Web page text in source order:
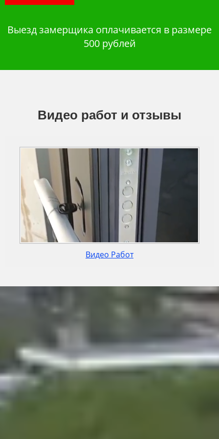
Выезд замерщика оплачивается в размере
500 рублей
Видео работ и отзывы
Видео Работ